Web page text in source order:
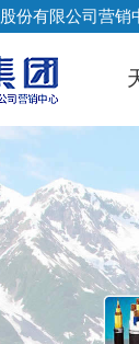
份有限公司营销